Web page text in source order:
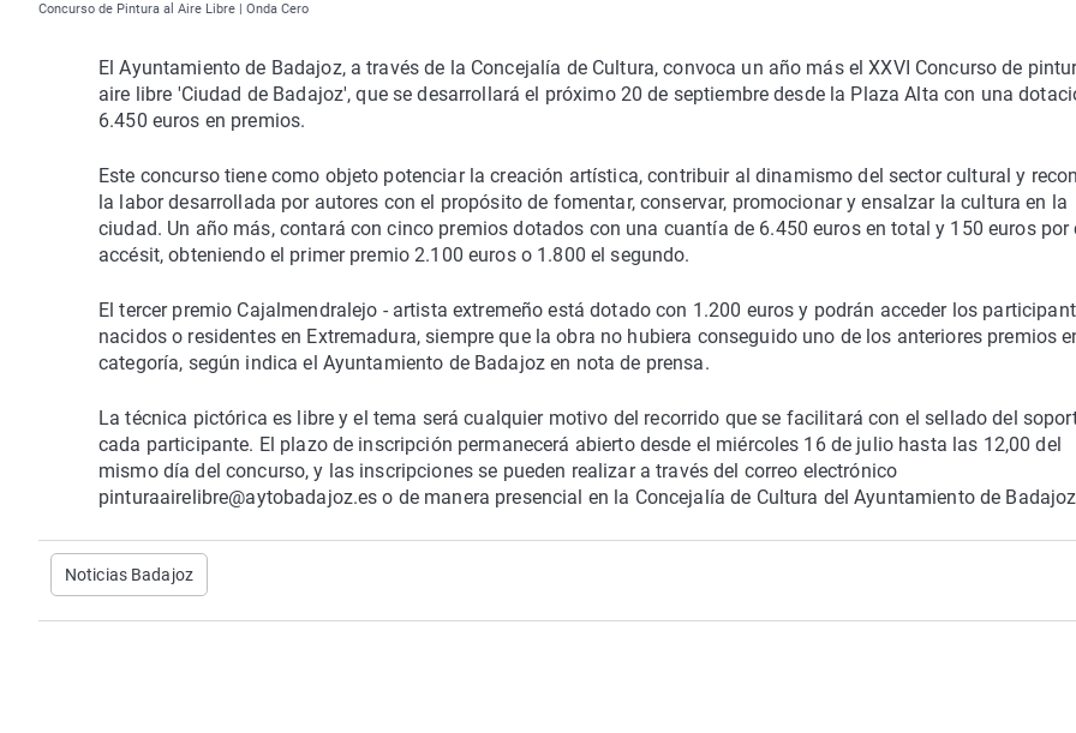
Concurso de Pintura al Aire Libre | Onda Cero
El Ayuntamiento de Badajoz, a través de la Concejalía de Cultura, convoca un año más el XXVI Concurso de
aire libre 'Ciudad de Badajoz', que se desarrollará el próximo 20 de septiembre desde la Plaza Alta con una
6.450 euros en premios.
Este concurso tiene como objeto potenciar la creación artística, contribuir al dinamismo del sector cultural y
la labor desarrollada por autores con el propósito de fomentar, conservar, promocionar y ensalzar la cultura en la
ciudad. Un año más, contará con cinco premios dotados con una cuantía de 6.450 euros en total y 150 euros por
accésit, obteniendo el primer premio 2.100 euros o 1.800 el segundo.
El tercer premio Cajalmendralejo - artista extremeño está dotado con 1.200 euros y podrán acceder los
nacidos o residentes en Extremadura, siempre que la obra no hubiera conseguido uno de los anteriores premios
categoría, según indica el Ayuntamiento de Badajoz en nota de prensa.
La técnica pictórica es libre y el tema será cualquier motivo del recorrido que se facilitará con el sellado del
cada participante. El plazo de inscripción permanecerá abierto desde el miércoles 16 de julio hasta las 12,00 del
mismo día del concurso, y las inscripciones se pueden realizar a través del correo electrónico
pinturaairelibre@aytobadajoz.es o de manera presencial en la Concejalía de Cultura del Ayuntamiento de
Noticias Badajoz